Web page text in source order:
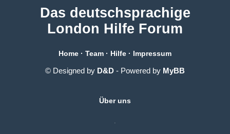
Das deutschsprachige
London Hilfe Forum
Home · Team · Hilfe · Impressum
© Designed by D&D - Powered by MyBB
Über uns
.